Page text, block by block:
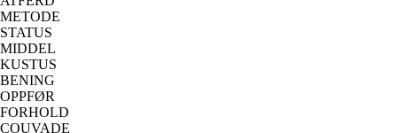
METODE
STATUS
MIDDEL
KUSTUS
BENING
OPPFØR
FORHOLD
COUVADE